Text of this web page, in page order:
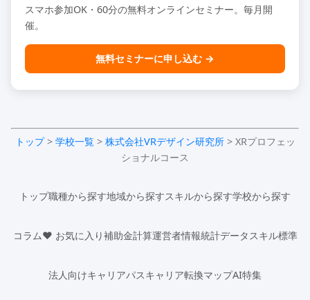
スマホ参加OK・60分の無料オンラインセミナー。毎月開
催。
無料セミナーに申し込む →
トップ> 学校一覧> 株式会社VRデザイン研究所> XRプロフェッ
ショナルコース
トップ職種から探す地域から探すスキルから探す学校から探す
コラム♥ お気に入り補助金計算運営者情報統計データスキル標準
法人向けキャリアパスキャリア転換マップAI特集